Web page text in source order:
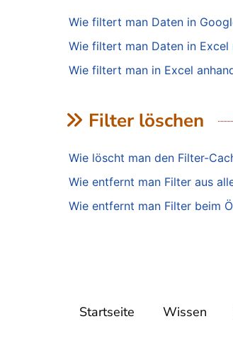
Wie filtert man Daten in
Wie filtert man Daten in Excel
Wie filtert man in Excel
Filter löschen
Wie löscht man den Filter-
Wie entfernt man Filter aus
Wie entfernt man Filter beim
Startseite Wissen